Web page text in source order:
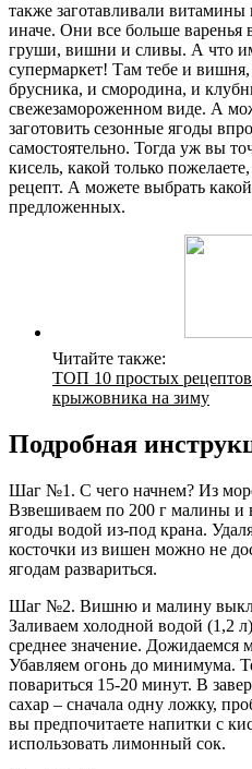
также заготавливали витамины
иначе. Они все больше варенья
груши, вишни и сливы. А что
супермаркет! Там тебе и
брусника, и смородина, и
свежезамороженном виде. А
заготовить сезонные ягоды
самостоятельно. Тогда уж вы
кисель, какой только
рецепт. А можете выбрать
предложенных.
Читайте также:
ТОП 10 простых
крыжовника на зиму
Подробная
Шаг №1. С чего начнем? Из
Взвешиваем по 200 г малины
ягоды водой из-под крана.
косточки из вишен можно не
ягодам развариться.
Шаг №2. Вишню и малину
Заливаем холодной водой (1,2
среднее значение. Дожидаемся
Убавляем огонь до минимума.
повариться 15-20 минут. В
сахар – сначала одну ложку,
вы предпочитаете напитки с
использовать лимонный сок.